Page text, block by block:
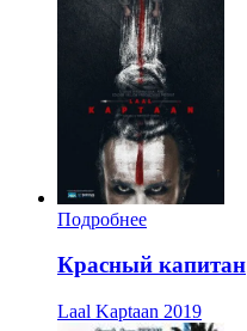
Подробнее
Красный капитан
Laal Kaptaan 2019